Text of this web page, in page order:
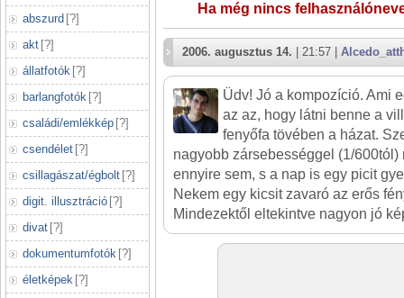
abszurd [?]
akt [?]
állatfotók [?]
barlangfotók [?]
családi/emlékkép [?]
csendélet [?]
csillagászat/égbolt [?]
digit. illusztráció [?]
divat [?]
dokumentumfotók [?]
életképek [?]
Ha még nincs
2006. augusztus 14. | 21:57 |
Üdv! Jó a kompozíció. Ami
az az, hogy látni benne a
fenyőfa tövében a házat.
nagyobb zársebességgel (1/600tól)
ennyire sem, s a nap is egy picit
Nekem egy kicsit zavaró az erős
Mindezektől eltekintve nagyon jó